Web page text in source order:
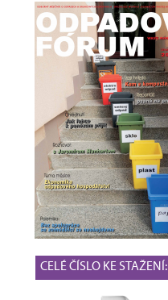
CELÉ ČÍSLO KE STAŽENÍ: